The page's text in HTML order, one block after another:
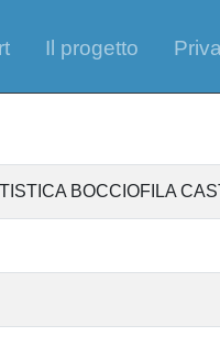
Il progetto
BOCCIOFILA